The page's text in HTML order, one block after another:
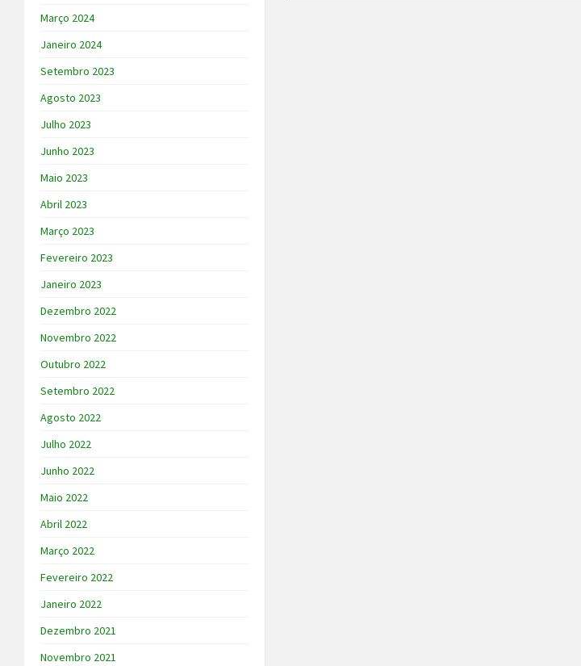
Março 2024
Janeiro 2024
Setembro 2023
Agosto 2023
Julho 2023
Junho 2023
Maio 2023
Abril 2023
Março 2023
Fevereiro 2023
Janeiro 2023
Dezembro 2022
Novembro 2022
Outubro 2022
Setembro 2022
Agosto 2022
Julho 2022
Junho 2022
Maio 2022
Abril 2022
Março 2022
Fevereiro 2022
Janeiro 2022
Dezembro 2021
Novembro 2021